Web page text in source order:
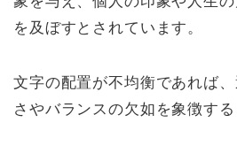
を及ぼすとされています。
文字の配置が不均衡であれば
さやバランスの欠如を象徴する